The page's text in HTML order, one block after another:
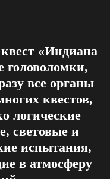
«Индиана
головоломки,
все органы
квестов,
логические
световые и
испытания,
в атмосферу